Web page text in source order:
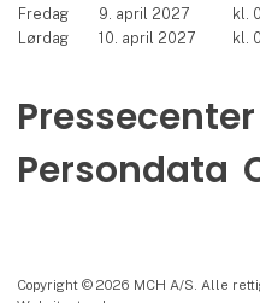
Fredag
9. april 2027
kl.
Lørdag
10. april 2027 kl.
Pressecenter
Persondata
Copyright © 2026 MCH A/S. Alle